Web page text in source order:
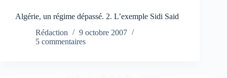
Algérie, un régime dépassé. 2. L’exemple Sidi Said
Rédaction
9 octobre 2007
5 commentaires